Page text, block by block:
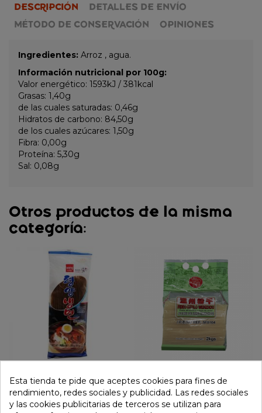
DESCRIPCIÓN
DETALLES DE ENVÍO
MÉTODO DE CONSERVACIÓN
OPINIONES
Ingredientes: Arroz , agua.
Información nutricional por 100g:
Valor energético: 1593kJ / 381kcal
Grasas: 1,40g
de las cuales saturadas: 0,46g
Hidratos de carbono: 84,50g
de los cuales azúcares: 1,50g
Fibra: 0,00g
Proteína: 5,30g
Sal: 0,08g
Otros productos de la misma
categoría:
Tallarines soba de trigo
sarraceno estilo koreano
(WANG) 283g
Fideo arroz estilo
wenzhou M ( DEER) 2kg
Esta tienda te pide que aceptes cookies para fines de
rendimiento, redes sociales y publicidad. Las redes sociales
y las cookies publicitarias de terceros se utilizan para